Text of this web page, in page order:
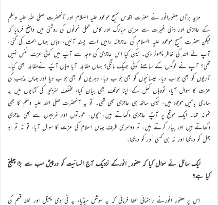
مزید برآں حضورِانور نے حضرت اقدس مسیح موعود علیہ السلام اور آنحضرت صلی اللہ علیہ وسلم
کے عاجزی اور دینی غیرت سے مزیّن مبارک اور کامل عملی نمونوں کی روشنی میں واضح فرمایا کہ
لیکن حضرت مسیح موعود علیہ السلام کی عاجزانہ راہیں اُسے پسند آئیں، وہاں جہاں بحث کی گئی،
آپ نے اللہ کی خاطر چھوڑ دی۔ لیکن کیا اس عاجزی کی وجہ سے آپ میں کوئی عزتِ نفس نہیں
تھی؟ آپ نے لوگوں کے سامنے کوئی بھیک مانگی؟ جہاں مقابلہ آیا وہاں آپؑ نےمقابلہ بھی کیا۔
آریوں کو بھی جواب دیا، عیسائیوں کو بھی جواب دیا، دہریوں کو بھی جواب دیا اور جہاں مذہب کی
عزت کا سوال آیا، تووہاں کھل کے اپنا موقف بھی بیان کیا، مختلف لٹریچر کی کتابوں میں یہ
ساری باتیں موجود ہیں، لیکن ساتھ ہی عاجزی بھی تھی۔ تو یہ آنحضرت صلی اللہ علیہ وسلم کا بھی
نمونہ تھا۔ ایک موقع پر آپؐ عاجزی دکھاتے ہیں، بچوں، عورتوں اور غریبوں سے بھی عاجزی
دکھاتے ہیں اور پیار کرتے ہیں، تو دوسری طرف جہاں اسلام کی عزت کا سوال آیا، تو نہ تو ابو
جہل کو دیکھا اور نہ ہی کسی اَور کو دیکھا۔
ایک سائل نے سوال کیا کہ حضور ِانورکے نزدیک آج انسانیت کو درپیش سب سے بڑا چیلنج
کیا ہے؟
اِس پر حضورِ انورنے راہنمائی عطا فرمائی کہ یہ سوشل میڈیا، یہ ٹی وی چینل اور غلط قسم کی